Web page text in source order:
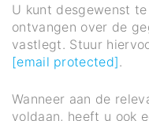
U kunt desgewenst
ontvangen over de
vastlegt. Stuur
[email protected].
Wanneer aan de
voldaan, heeft u ook